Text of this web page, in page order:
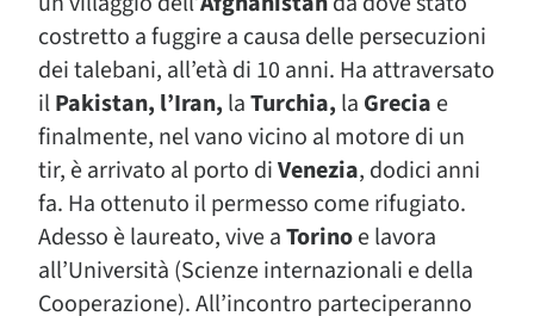
costretto a fuggire a causa delle persecuzioni
dei talebani, all’età di 10 anni. Ha attraversato
ilPakistan, l’Iran, laTurchia, la Grecia e
finalmente, nel vano vicino al motore di un
tir, è arrivato al porto diVenezia, dodici anni
fa. Ha ottenuto il permesso come rifugiato.
Adesso è laureato, vive aTorinoe lavora
all’Università (Scienze internazionali e della
Cooperazione). All’incontro parteciperanno